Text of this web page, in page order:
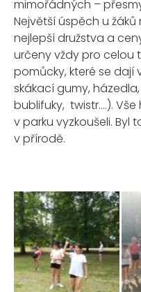
mimořádných –
Největší úspěch u
nejlepší družstva a
určeny vždy pro celou
pomůcky, které se dají
skákací gumy,
bublifuky, twistr….).
v parku vyzkoušeli. Byl
v přírodě.